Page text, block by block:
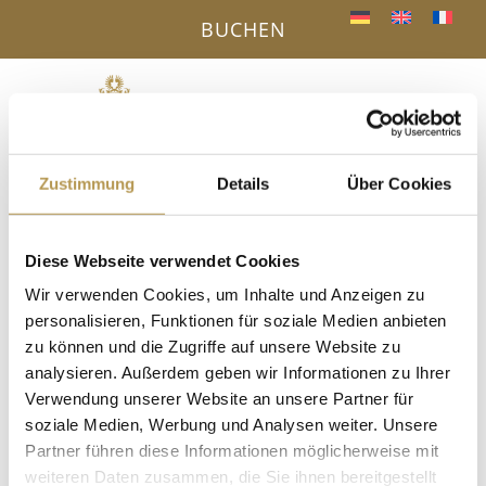
Zustimmung Details Über Cookies
Diese Webseite verwendet Cookies
Wir verwenden Cookies, um Inhalte und Anzeigen zu
personalisieren, Funktionen für soziale Medien anbieten
zu können und die Zugriffe auf unsere Website zu
analysieren. Außerdem geben wir Informationen zu Ihrer
Verwendung unserer Website an unsere Partner für
soziale Medien, Werbung und Analysen weiter. Unsere
Partner führen diese Informationen möglicherweise mit
weiteren Daten zusammen, die Sie ihnen bereitgestellt
IHR VORTEIL - DIREKTBUCHUNG ONLINE
a Menü
BUCHEN
Diese Veranstaltung hat bereits stattgefunden.
Aufguss + Salzpeeling mit Ramon
15. August 2025, 16:00 -16:30
Treffpunkt in der Sauna, Anmeldung für das Salzpeeling
erforderlich!